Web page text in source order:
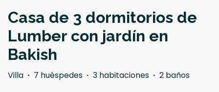
Casa de 3 dormitorios de
Lumber con jardín en
Bakish
Villa · 7 huéspedes · 3 habitaciones · 2 baños